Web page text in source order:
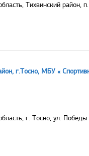
Тихвинский район,
г.Тосно, МБУ «
г. Тосно, ул. Победы